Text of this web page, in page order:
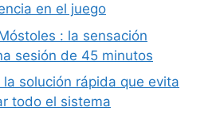
en el juego
: la sensación
sesión de 45 minutos
solución rápida que evita
todo el sistema